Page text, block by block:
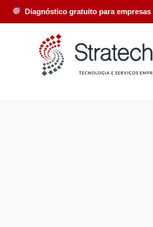
Diagnóstico gratuito para empresas